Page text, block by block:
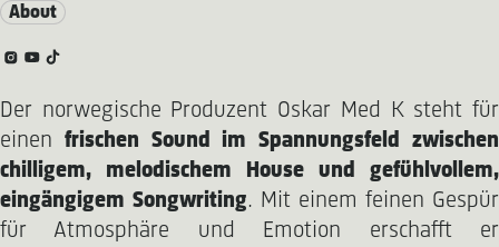
About
Der norwegische Produzent Oskar Med K steht für
einen frischen Sound im Spannungsfeld zwischen
chilligem, melodischem House und gefühlvollem,
eingängigem Songwriting. Mit einem feinen Gespür
für Atmosphäre und Emotion erschafft er